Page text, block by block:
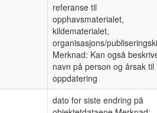
referanse til
opphavsmaterialet,
kildematerialet,
organisasjons/
Merknad: Kan også
navn på person og årsak til
oppdatering
dato for siste endring på